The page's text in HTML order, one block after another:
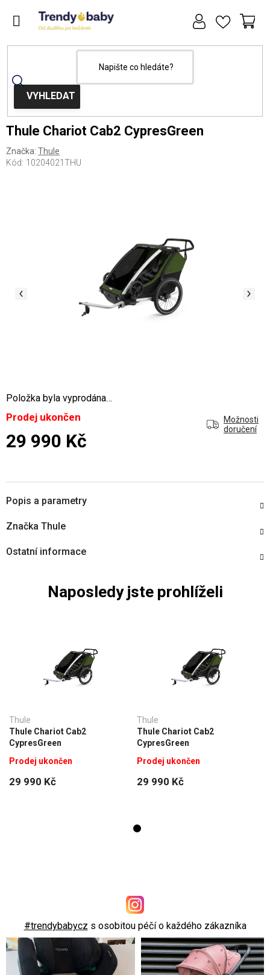
DomůKočárky
Položka byla vyprodána…
Prodej ukončen
Možnosti
doručení
29 990 Kč
Thule Chariot Cab2 CypresGreen
Značka: Thule
Kód: 10204021THU
Popis a parametry
Značka Thule
Ostatní informace
Naposledy jste prohlíželi
Thule
Thule Chariot Cab2
CypresGreen
29 990 Kč
Prodej ukončen
Thule
Thule Chariot Cab2
CypresGreen
29 990 Kč
Prodej ukončen
#trendybabycz s osobitou péčí o každého zákazníka